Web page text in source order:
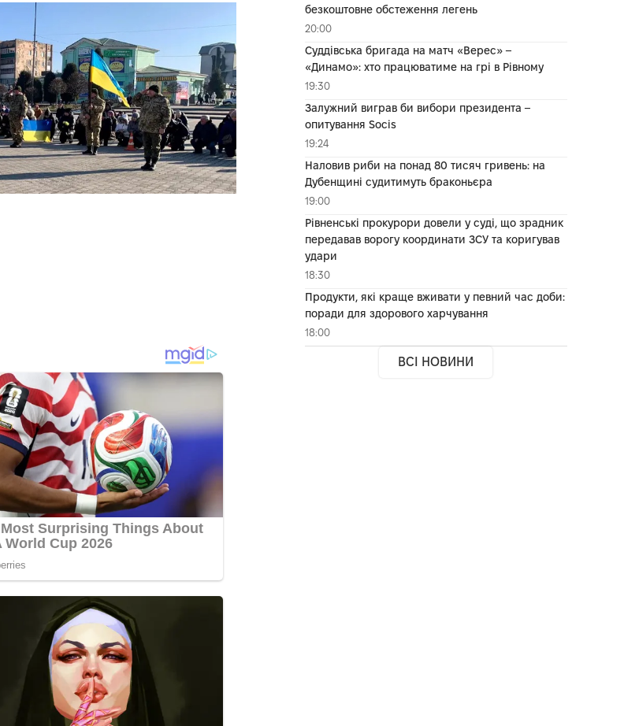
безкоштовне обстеження легень
20:00
Суддівська бригада на матч «Верес» –
«Динамо»: хто працюватиме на грі в Рівному
19:30
Залужний виграв би вибори президента –
опитування Socis
19:24
Наловив риби на понад 80 тисяч гривень: на
Дубенщині судитимуть браконьєра
19:00
Рівненські прокурори довели у суді, що зрадник
передавав ворогу координати ЗСУ та коригував
удари
18:30
Продукти, які краще вживати у певний час доби:
поради для здорового харчування
18:00
ВСІ НОВИНИ